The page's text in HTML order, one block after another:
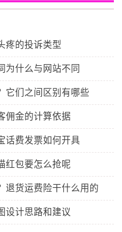
疼的投诉类型
为什么与网站不同
它们之间区别有哪些
佣金的计算依据
话费发票如何开具
红包要怎么抢呢
退货运费险干什么用的
设计思路和建议